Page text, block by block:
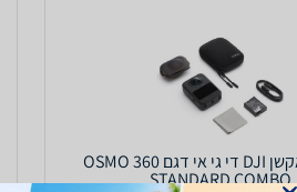
מצלמת אקשן DJI די גי אי דגם OSMO 360
STANDARD COMBO